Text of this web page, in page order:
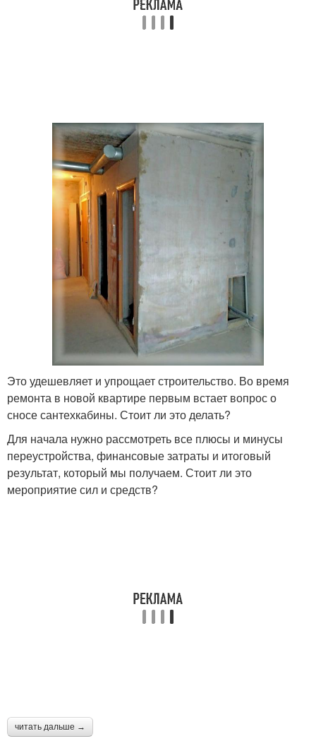
Это удешевляет и упрощает строительство. Во время
ремонта в новой квартире первым встает вопрос о
сносе сантехкабины. Стоит ли это делать?
Для начала нужно рассмотреть все плюсы и минусы
переустройства, финансовые затраты и итоговый
результат, который мы получаем. Стоит ли это
мероприятие сил и средств?
читать дальше →